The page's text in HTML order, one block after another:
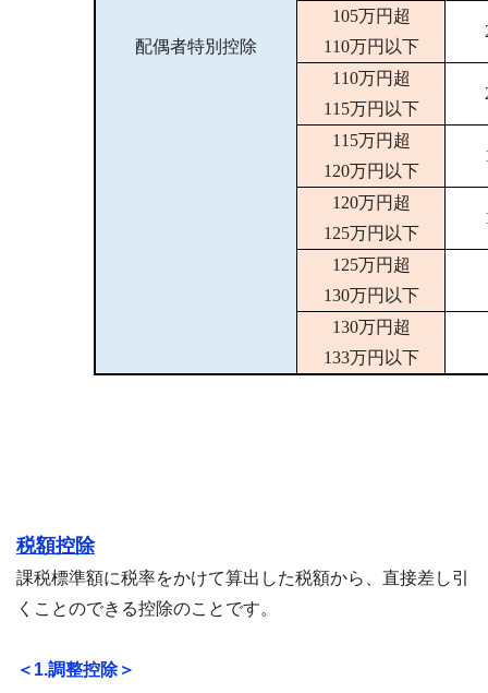
配偶者特別控除
105万円超
110万円以下
110万円超
115万円以下
115万円超
120万円以下
120万円超
125万円以下
125万円超
130万円以下
130万円超
133万円以下
税額控除
課税標準額に税率をかけて算出した税額から、直接差し引
くことのできる控除のことです。
＜1.調整控除＞